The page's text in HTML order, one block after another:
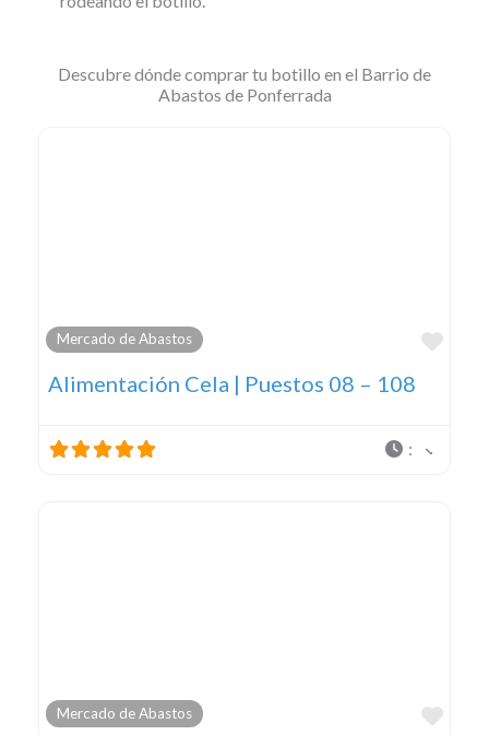
Descubre dónde comprar tu botillo en el Barrio de
Abastos de Ponferrada
Mercado de Abastos
Alimentación Cela | Puestos 08 – 108
:
Mercado de Abastos